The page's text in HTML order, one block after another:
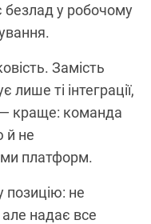
безлад у робочому
Замість
лише ті інтеграції,
— краще: команда
й не
платформ.
позицію: не
надає все